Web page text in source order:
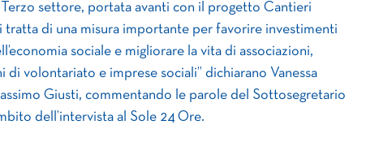
settore, portata avanti con il progetto Cantieri
tratta di una misura importante per favorire investimenti
sociale e migliorare la vita di associazioni,
di volontariato e imprese sociali” dichiarano Vanessa
Giusti, commentando le parole del Sottosegretario
dell’intervista al Sole 24 Ore.